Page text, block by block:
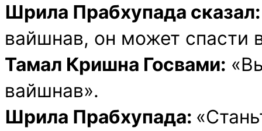
Шрила Прабхупада сказал:
вайшнав, он может спасти
Тамал Кришна Госвами:
вайшнав».
Шрила Прабхупада: